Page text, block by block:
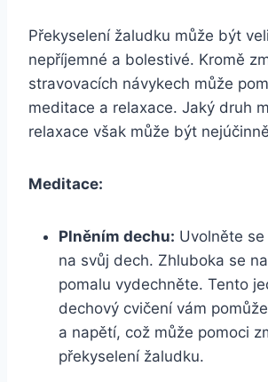
Překyselení žaludku může být
nepříjemné a bolestivé. Kromě
stravovacích návykech může
meditace a relaxace. Jaký druh
relaxace však může být
Meditace:
Plněním dechu: Uvolněte
na svůj dech. Zhluboka se
pomalu vydechněte. Tento
dechový cvičení vám
a napětí, což může pomoci
překyselení žaludku.